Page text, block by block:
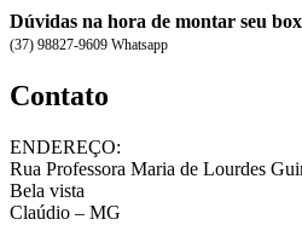
Dúvidas na hora de montar seu
(37) 98827-9609 Whatsapp
Contato
ENDEREÇO:
Rua Professora Maria de Lourdes
Bela vista
Claúdio – MG